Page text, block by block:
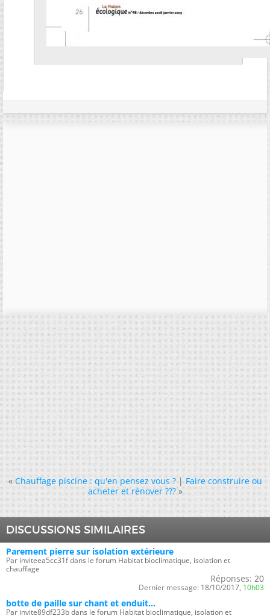
« Chauffage piscine : qu'en pensez vous ?|Faire construire ou
acheter et rénover ??? »
DISCUSSIONS SIMILAIRES
Parement pierre sur isolation extérieure
Par inviteea5cc31f dans le forum Habitat bioclimatique, isolation et
chauffage
Réponses: 20
Dernier message: 18/10/2017, 10h03
botte de paille sur chant et enduit...
Par invite89df233b dans le forum Habitat bioclimatique, isolation et